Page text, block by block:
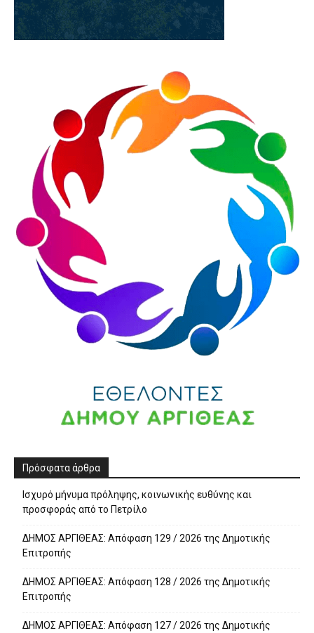
Πρόσφατα άρθρα
Ισχυρό μήνυμα πρόληψης, κοινωνικής ευθύνης και
προσφοράς από το Πετρίλο
ΔΗΜΟΣ ΑΡΓΙΘΕΑΣ: Απόφαση 129 / 2026 της Δημοτικής
Επιτροπής
ΔΗΜΟΣ ΑΡΓΙΘΕΑΣ: Απόφαση 128 / 2026 της Δημοτικής
Επιτροπής
ΔΗΜΟΣ ΑΡΓΙΘΕΑΣ: Απόφαση 127 / 2026 της Δημοτικής